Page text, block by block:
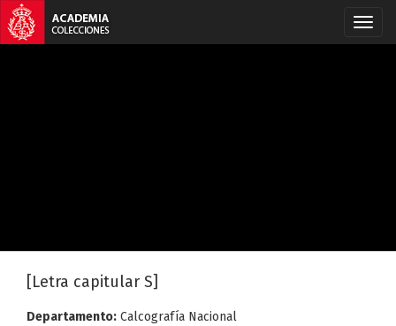
[Letra capitular S]
Departamento: Calcografía Nacional